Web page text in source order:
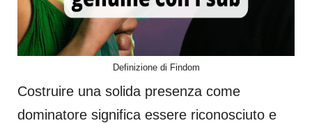
Definizione di Findom
Costruire una solida presenza come
dominatore significa essere riconosciuto e